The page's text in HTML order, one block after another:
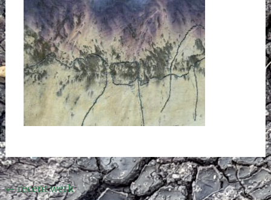
Bericht
←recent werk